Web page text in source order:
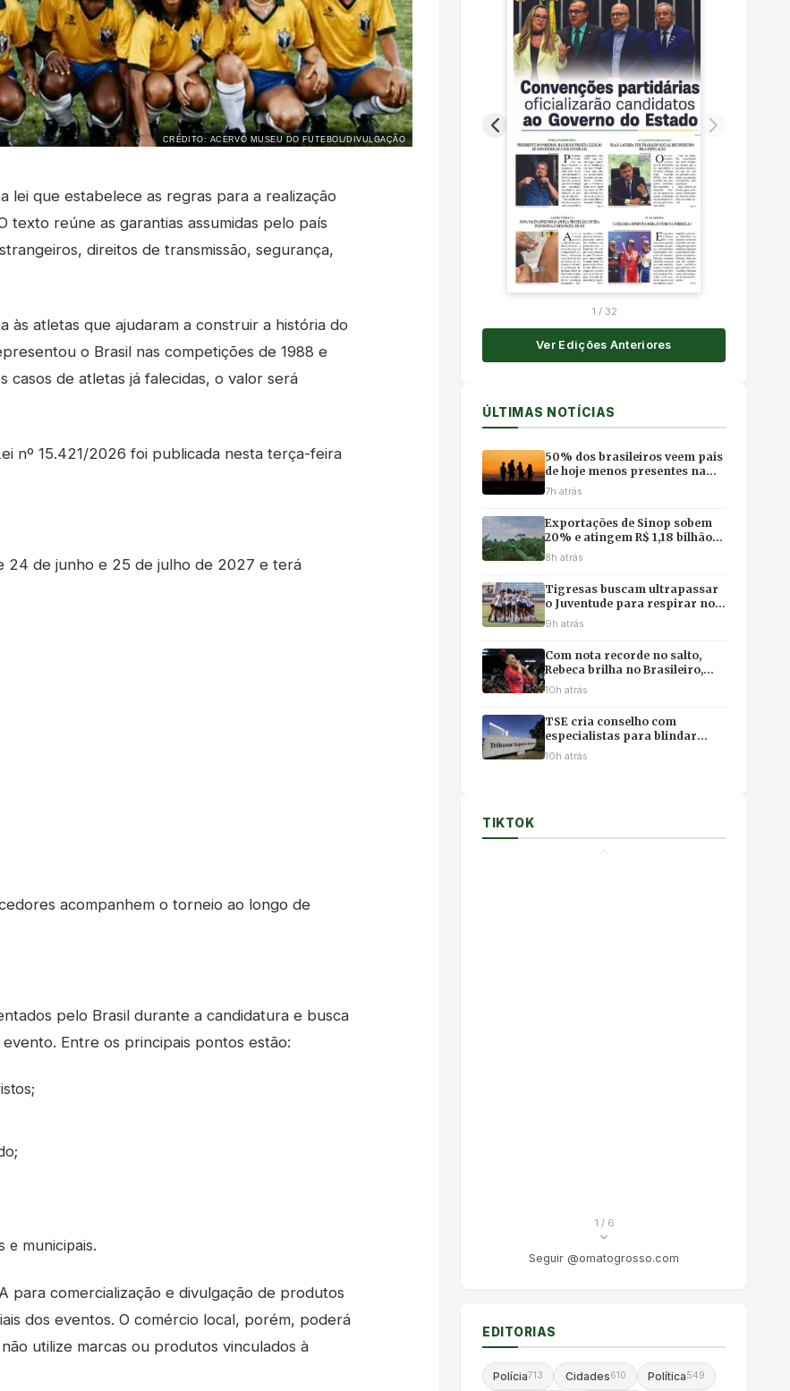
CRÉDITO: ACERVO MUSEU DO FUTEBOL/DIVULGAÇÃO
lei que estabelece as regras para a realização
texto reúne as garantias assumidas pelo país
direitos de transmissão, segurança,
às atletas que ajudaram a construir a história do
o Brasil nas competições de 1988 e
casos de atletas já falecidas, o valor será
nº 15.421/2026 foi publicada nesta terça-feira
24 de junho e 25 de julho de 2027 e terá
acompanhem o torneio ao longo de
pelo Brasil durante a candidatura e busca
Entre os principais pontos estão:
e municipais.
para comercialização e divulgação de produtos
dos eventos. O comércio local, porém, poderá
utilize marcas ou produtos vinculados à
1 / 32
Ver Edições Anteriores
ÚLTIMAS NOTÍCIAS
50% dos brasileiros veem pais
de hoje menos presentes na
vida dos filhos, revela pesquisa
7h atrás
Exportações de Sinop sobem
20% e atingem R$ 1,18 bilhão
com impulso da soja e do milho
8h atrás
Tigresas buscam ultrapassar
o Juventude para respirar no
campeonato
9h atrás
Com nota recorde no salto,
Rebeca brilha no Brasileiro,
mas poupa físico e abre mão
10h atrás
TSE cria conselho com
especialistas para blindar
eleições contra desinformação
10h atrás
TIKTOK
1 / 6
Seguir @omatogrosso.com
EDITORIAS
Polícia713 Cidades610 Política549